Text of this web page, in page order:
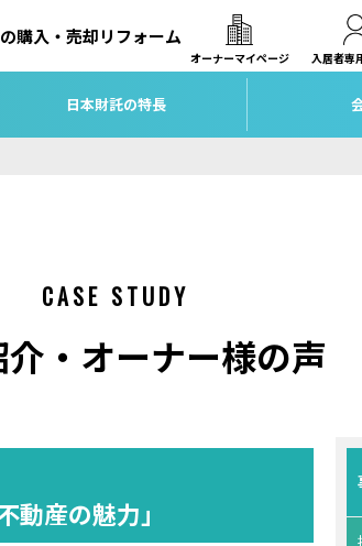
購入・売却リフォーム
オーナーマイページ 入居者専
日本財託の特長
CASE STUDY
・オーナー様の声
動産の魅力」